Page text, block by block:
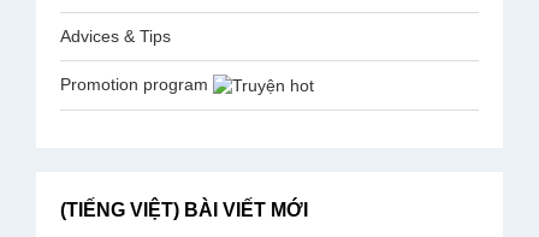
Advices & Tips
Promotion program
(TIẾNG VIỆT) BÀI VIẾT MỚI